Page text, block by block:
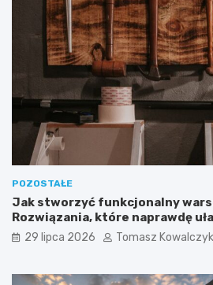
POZOSTAŁE
Jak stworzyć funkcjonalny
Rozwiązania, które naprawdę
29 lipca 2026 Tomasz Kowalczyk